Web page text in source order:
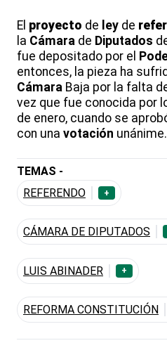
El proyecto de ley de
la Cámara de Diputados
fue depositado por el
entonces, la pieza ha
Cámara Baja por la falta
vez que fue conocida por
de enero, cuando se
con una votación unánime.
TEMAS -
REFERENDO
+
CÁMARA DE DIPUTADOS
LUIS ABINADER +
REFORMA CONSTITUCIÓN